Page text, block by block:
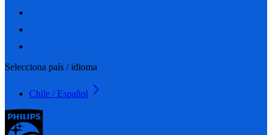
Selecciona país / idioma
Chile / Español